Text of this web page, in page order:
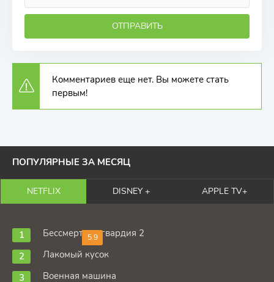
ОТПРАВИТЬ
Комментариев еще нет. Вы можете стать
первым!
ПОПУЛЯРНЫЕ ЗА МЕСЯЦ
NETFLIX DISNEY + APPLE TV+
5.9
Бессмертная гвардия 2
Лакомый кусок
Военная машина